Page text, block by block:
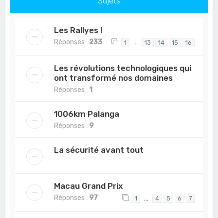
Les Rallyes !
Réponses : 233 1 … 13 14 15 16
Les révolutions technologiques qui
ont transformé nos domaines
Réponses : 1
1006km Palanga
Réponses : 9
La sécurité avant tout
Macau Grand Prix
Réponses : 97 1 … 4 5 6 7